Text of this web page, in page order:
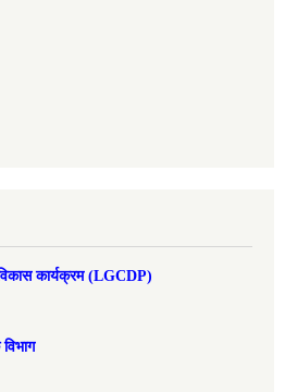
कार्यक्रम (LGCDP)